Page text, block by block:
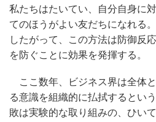
私たちはたいてい、自分自身に
てのほうがよい友だちになれる。
したがって、この方法は防御反
を防ぐことに効果を発揮する。
ここ数年、ビジネス界は全体
る意識を組織的に払拭するとい
敗は実験的な取り組みの、ひい